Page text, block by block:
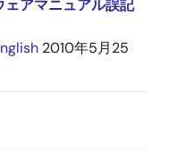
アマニュアル誤記
2010年5月25